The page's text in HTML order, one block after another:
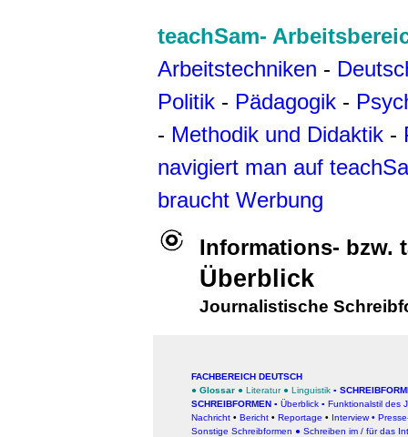
teachSam-
Arbeitstechniken -
Politik - Pädagogik -
- Methodik und Didaktik -
navigiert man auf
braucht Werbung
Informations- bzw.
Überblick
Journalistische
FACHBEREICH DEUTSCH
● Glossar ● Literatur● Linguistik ▪
SCHREIBFORMEN ▪ Überblick ▪ Funktionalstil des
Nachricht • Bericht • Reportage • Interview •
Sonstige Schreibformen ● Schreiben im / für das